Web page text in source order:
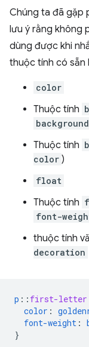
Chúng ta đã gặp
lưu ý rằng không
dùng được khi
thuộc tính có sẵn
color
Thuộc tính
Thuộc tính
color )
float
Thuộc tính
font-
thuộc tính
decoration
p :: first-letter
color :
font-weight :
}